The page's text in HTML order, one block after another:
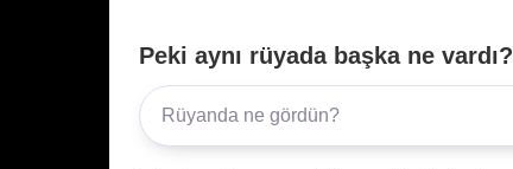
Peki aynı rüyada başka ne vardı?